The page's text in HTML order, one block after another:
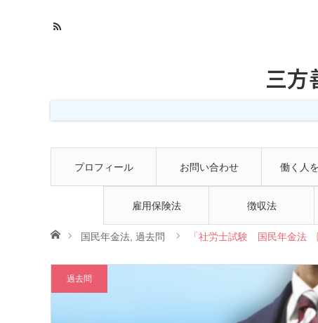
三
プロフィール お問い合わせ 働く人
雇用保険法 徴収法
ホーム国民年金法 過去問 「社労士試験 国民年金法
過去問